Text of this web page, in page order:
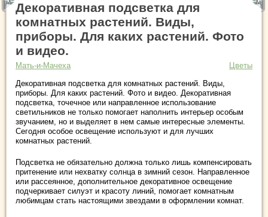
Декоративная подсветка для
комнатных растений. Виды,
приборы. Для каких растений. Фото
и видео.
Мать-и-Мачеха
Цветы
Декоративная подсветка для комнатных растений. Виды,
приборы. Для каких растений. Фото и видео. Декоративная
подсветка, точечное или направленное использование
светильников не только помогает наполнить интерьер особым
звучанием, но и выделяет в нем самые интересные элементы.
Сегодня особое освещение используют и для лучших
комнатных растений.
Подсветка не обязательно должна только лишь компенсировать
притенение или нехватку солнца в зимний сезон. Направленное
или рассеянное, дополнительное декоративное освещение
подчеркивает силуэт и красоту линий, помогает комнатным
любимцам стать настоящими звездами в оформлении комнат.